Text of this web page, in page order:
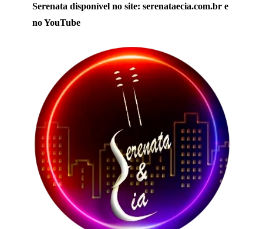
Serenata disponível no site: serenataecia.com.br e
no YouTube